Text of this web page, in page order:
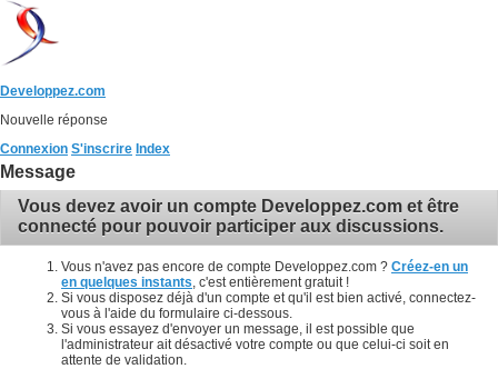
Developpez.com
Nouvelle réponse
Connexion S'inscrire Index
Message
Vous devez avoir un compte Developpez.com et être
connecté pour pouvoir participer aux discussions.
Vous n'avez pas encore de compte Developpez.com ? Créez-en un
en quelques instants , c'est entièrement gratuit !
Si vous disposez déjà d'un compte et qu'il est bien activé, connectez-
vous à l'aide du formulaire ci-dessous.
Si vous essayez d'envoyer un message, il est possible que
l'administrateur ait désactivé votre compte ou que celui-ci soit en
attente de validation.